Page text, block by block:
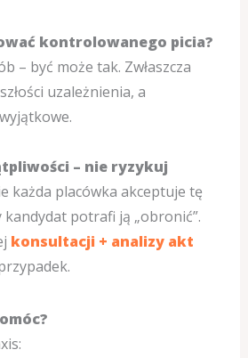
kontrolowanego picia?
– być może tak. Zwłaszcza
uzależnienia, a
– nie ryzykuj
każda placówka akceptuje tę
potrafi ją „obronić”.
konsultacji + analizy akt